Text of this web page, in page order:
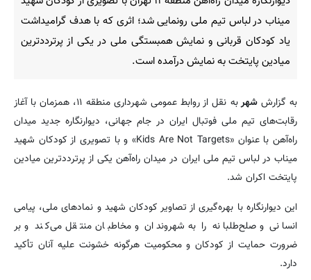
میناب در لباس تیم ملی رونمایی شد؛ اثری که با هدف گرامیداشت
یاد کودکان قربانی و نمایش همبستگی ملی در یکی از پرترددترین
میادین پایتخت به نمایش درآمده است.
به گزارششهر
به نقل از روابط عمومی شهرداری منطقه ۱۱، همزمان با آغاز
رقابت‌های تیم ملی فوتبال ایران در جام جهانی، دیوارنگاره جدید میدان
راه‌آهن با عنوان «Kids Are Not Targets» و با تصویری از کودکان شهید
میناب در لباس تیم ملی ایران در میدان راه‌آهن یکی از پرترددترین میادین
پایتخت اکران شد.
این دیوارنگاره با بهره‌گیری از تصاویر کودکان شهید و نمادهای ملی، پیامی
انسانی و صلح‌طلبانه را به شهروندان و مخاطبان منتقل می‌کند و بر
ضرورت حمایت از کودکان و محکومیت هرگونه خشونت علیه آنان تأکید
دارد.